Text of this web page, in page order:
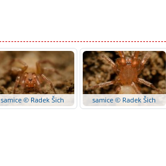
samice © Radek Šich samice © Radek Šich